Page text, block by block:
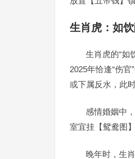
生肖虎：如
生肖虎的“如
2025年恰逢“伤
或下属反水，此
感情婚姻中
室宜挂【鸳鸯图
晚年时，生